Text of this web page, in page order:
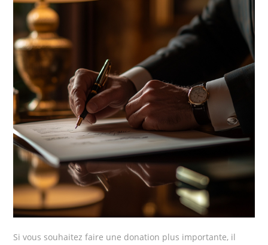
Si vous souhaitez faire une donation plus importante, il